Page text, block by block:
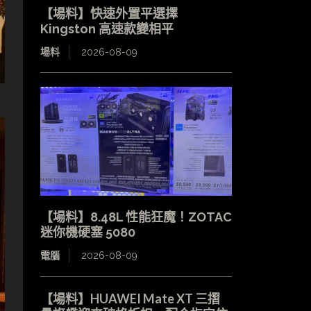
【場料】快速外置平選擇
Kingston 高速款變相平
場料 2026-08-09
【場料】8.48L 性能狂魔！ZOTAC
迷你機硬塞 5080
電腦 2026-08-09
【場料】HUAWEI Mate XT 三摺